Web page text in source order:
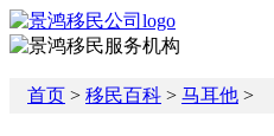
首页 > 移民百科 > 马耳他 >